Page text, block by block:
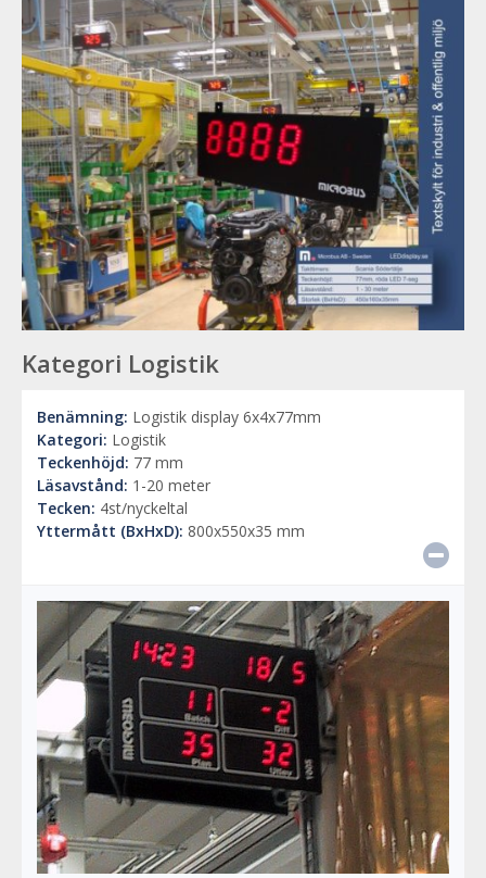
Kategori Logistik
Benämning: Logistik display 6x4x77mm
Kategori: Logistik
Teckenhöjd: 77 mm
Läsavstånd: 1-20 meter
Tecken: 4st/nyckeltal
Yttermått (BxHxD): 800x550x35 mm